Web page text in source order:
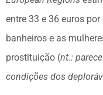
entre 33 e 36 euros
banheiros e as
prostituição (nt.:
condições dos